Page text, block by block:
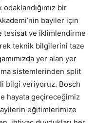
bir
bayiler için
tesisat ve iklimlendirme
teknik bilgilerini taze
yer alan yer
sistemlerinden split
bilgi veriyoruz. Bosch
hayata geçireceğimiz
eğitimlerimize